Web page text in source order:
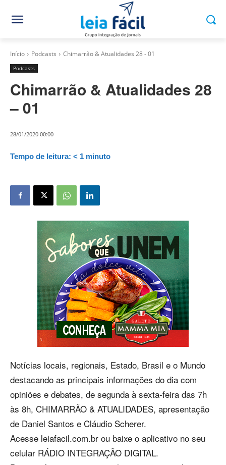
Início Podcasts Chimarrão & Atualidades 28 - 01
Podcasts
Chimarrão & Atualidades 28
– 01
28/01/2020 00:00
Tempo de leitura: < 1 minuto
Notícias locais, regionais, Estado, Brasil e o Mundo
destacando as principais informações do dia com
opiniões e debates, de segunda à sexta-feira das 7h
às 8h, CHIMARRÃO & ATUALIDADES, apresentação
de Daniel Santos e Cláudio Scherer.
Acesse leiafacil.com.br ou baixe o aplicativo no seu
celular RÁDIO INTEGRAÇÃO DIGITAL.